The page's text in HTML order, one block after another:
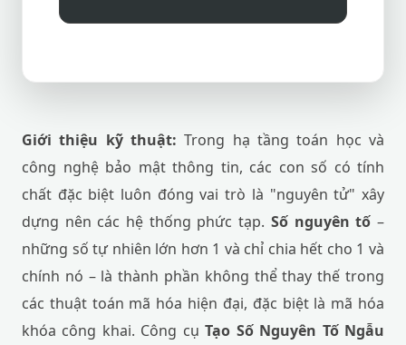
Giới thiệu kỹ thuật: Trong hạ tầng toán học và
công nghệ bảo mật thông tin, các con số có tính
chất đặc biệt luôn đóng vai trò là "nguyên tử" xây
dựng nên các hệ thống phức tạp. Số nguyên tố –
những số tự nhiên lớn hơn 1 và chỉ chia hết cho 1 và
chính nó – là thành phần không thể thay thế trong
các thuật toán mã hóa hiện đại, đặc biệt là mã hóa
khóa công khai. Công cụTạo Số Nguyên Tố Ngẫu